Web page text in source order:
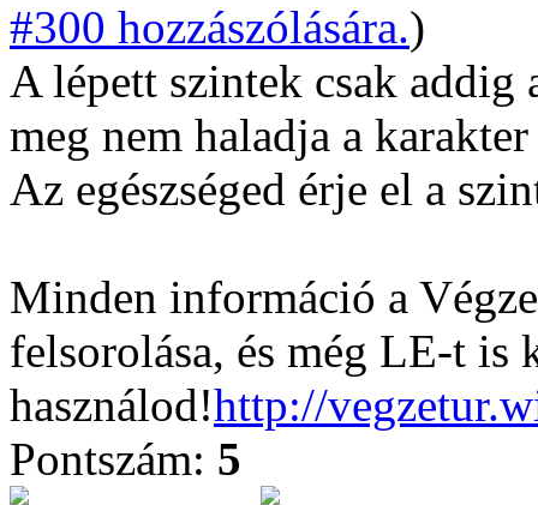
#300 hozzászólására.)
A lépett szintek csak addig
meg nem haladja a
Az egészséged érje el a
Minden információ a
felsorolása, és még LE-t is
használod!http://
Pontszám: 5